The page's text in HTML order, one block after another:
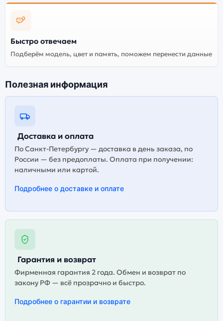
наушников Beats
Powerbeats Pro 2 Hyper
Существует не оригинальная и оригинальная версия
наушников Beats Powerbeats Pro 2 Hyper Purple
оригинальной версию — она полностью
оригинальная версия может стоить дешевле, но
корректная работа сервисов не гарантируется.
Быстро отвечаем
Подберём модель, цвет и память, поможем перенести данные
Полезная информация
Доставка и оплата
По Санкт-Петербургу — доставка в день заказа, по
России — без предоплаты. Оплата при получении:
наличными или картой.
Подробнее о доставке и оплате
Гарантия и возврат
Фирменная гарантия 2 года. Обмен и возврат по
закону РФ — всё прозрачно и быстро.
Подробнее о гарантии и возврате